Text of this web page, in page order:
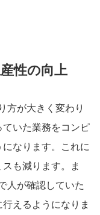
性の向上
方が大きく変わり
ていた業務をコンピ
なります。これに
も減ります。ま
人が確認していた
えるようになりま